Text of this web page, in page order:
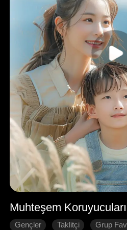
Muhteşem
Gençler Taklitçi Grup